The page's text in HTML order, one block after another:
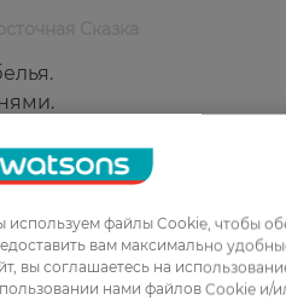
используем файлы Cookie, чтобы
вам максимально
вы соглашаетесь на
нами файлов Cookie и/